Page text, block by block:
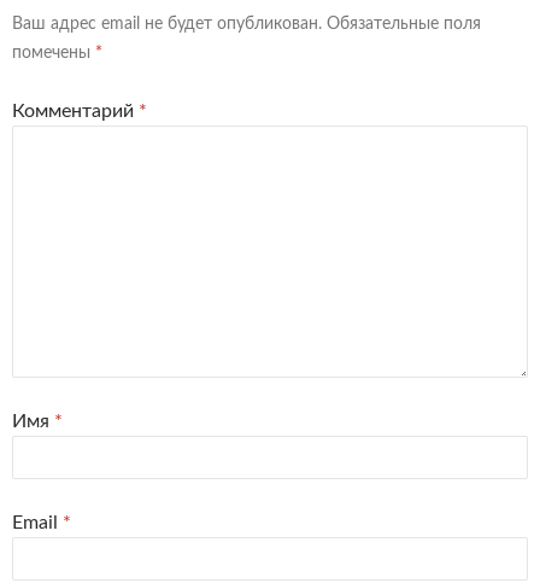
Ваш адрес email не будет опубликован. Обязательные поля
помечены *
Комментарий *
Имя *
Email *